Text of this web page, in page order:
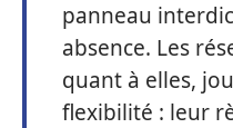
panneau
absence. Les
quant à elles,
flexibilité : leur